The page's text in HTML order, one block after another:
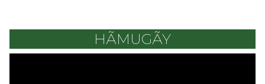
HÃMUGÃY